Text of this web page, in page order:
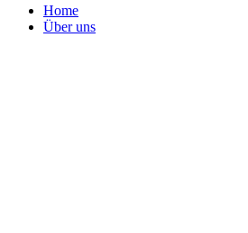
Home
Über uns